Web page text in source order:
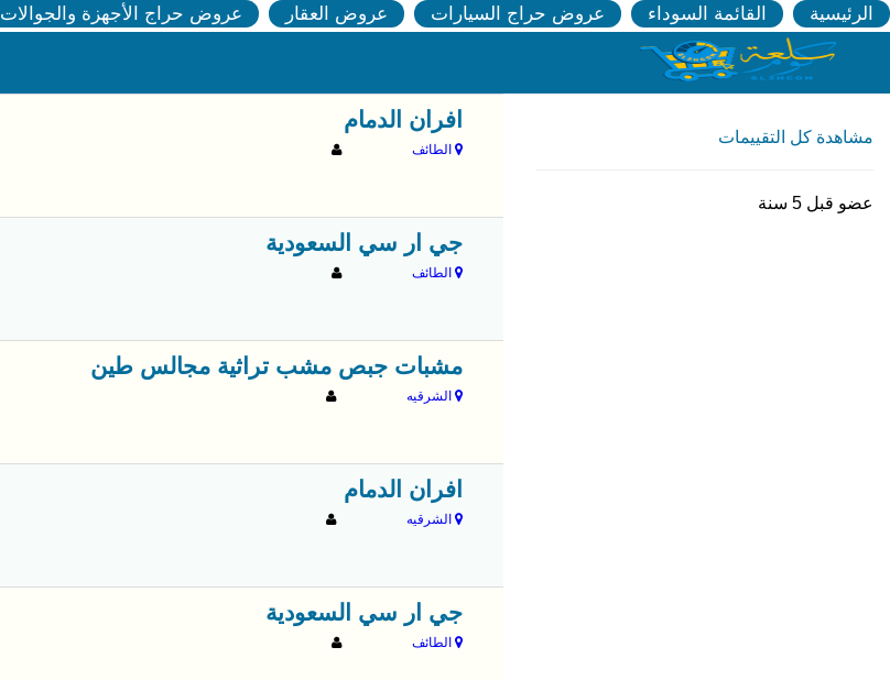
الرئيسية القائمة السوداء عروض حراج السيارات عروض العقار عروض حراج الأجهزة والجوالات
مشاهدة كل التقييمات
عضو قبل 5 سنة
افران الدمام
الطائف
جي ار سي السعودية
الطائف
مشبات جبص مشب تراثية مجالس طين
الشرقيه
افران الدمام
الشرقيه
جي ار سي السعودية
الطائف